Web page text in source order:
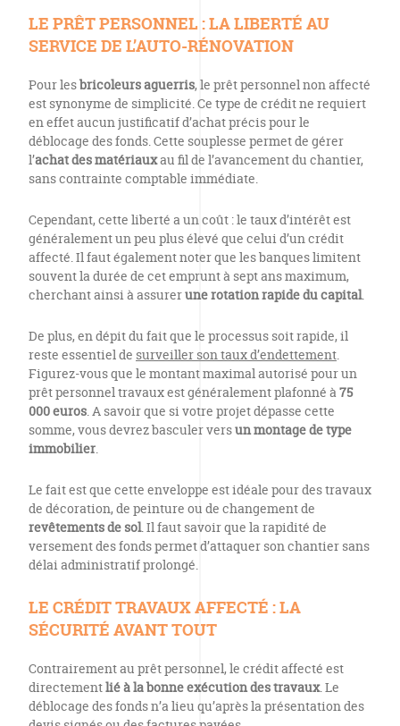
LE PRÊT PERSONNEL : LA LIBERTÉ AU
SERVICE DE L’AUTO-RÉNOVATION
Pour lesbricoleurs aguerris, le prêt personnel non affecté
est synonyme de simplicité. Ce type de crédit ne requiert
en effet aucun justificatif d’achat précis pour le
déblocage des fonds. Cette souplesse permet de gérer
l’achat des matériauxau fil de l’avancement du chantier,
sans contrainte comptable immédiate.
Cependant, cette liberté a un coût : le taux d’intérêt est
généralement un peu plus élevé que celui d’un crédit
affecté. Il faut également noter que les banques limitent
souvent la durée de cet emprunt à sept ans maximum,
cherchant ainsi à assurerune rotation rapide du capital.
De plus, en dépit du fait que le processus soit rapide, il
reste essentiel de surveiller son taux d’endettement.
Figurez-vous que le montant maximal autorisé pour un
prêt personnel travaux est généralement plafonné à75
000 euros. A savoir que si votre projet dépasse cette
somme, vous devrez basculer versun montage de type
immobilier.
Le fait est que cette enveloppe est idéale pour des travaux
de décoration, de peinture ou de changement de
revêtements de sol. Il faut savoir que la rapidité de
versement des fonds permet d’attaquer son chantier sans
délai administratif prolongé.
LE CRÉDIT TRAVAUX AFFECTÉ : LA
SÉCURITÉ AVANT TOUT
Contrairement au prêt personnel, le crédit affecté est
directementlié à la bonne exécution des travaux. Le
déblocage des fonds n’a lieu qu’après la présentation des